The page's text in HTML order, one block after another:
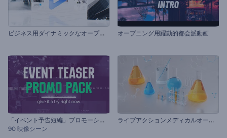
ビ
ジネス用ダイナミックなオープニング オープニング用躍動的都会派動画
「
イベント予告短編」プロモーションビデオセット
90 映像シーン
ラ
イブアクションメディカルオープナー